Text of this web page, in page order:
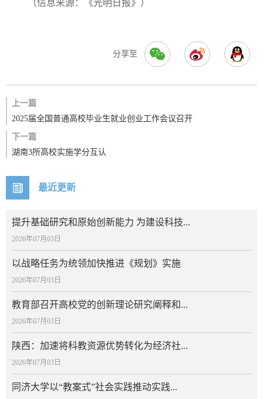
（信息来源：《光明日报》）
分享至
上一篇
2025届全国普通高校毕业生就业创业工作会议召开
下一篇
湖南3所高校实施学分互认
最近更新
提升基础研究和原始创新能力 为建设科技...
2026年07月03日
以战略任务为统领加快推进《规划》实施
2026年07月03日
教育部召开高校党的创新理论研究阐释和...
2026年07月03日
陕西：加速将科教资源优势转化为经济社...
2026年07月03日
同济大学以“教案式”社会实践推动实践...